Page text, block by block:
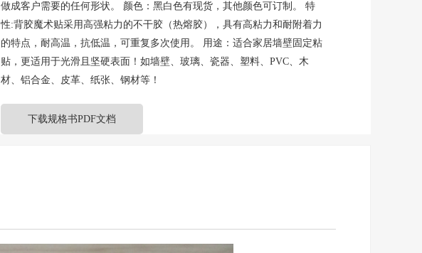
做成客户需要的任何形状。 颜色：黑白色有现货，其他颜色可订制。 特
性:背胶魔术贴采用高强粘力的不干胶（热熔胶），具有高粘力和耐附着力
的特点，耐高温，抗低温，可重复多次使用。 用途：适合家居墙壁固定粘
贴，更适用于光滑且坚硬表面！如墙壁、玻璃、瓷器、塑料、PVC、木
材、铝合金、皮革、纸张、钢材等！
下载规格书PDF文档